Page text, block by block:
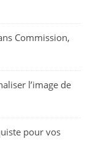
Commission,
l’image de
pour vos